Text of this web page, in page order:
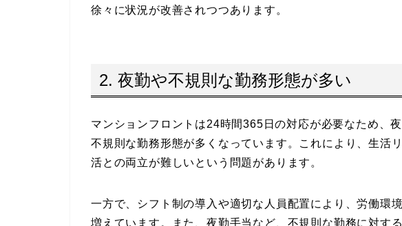
徐々に状況が改善されつつあります。
2. 夜勤や不規則な勤務形態が多い
マンションフロントは24時間365日の対応が必要なため、
不規則な勤務形態が多くなっています。これにより、生活
活との両立が難しいという問題があります。
一方で、シフト制の導入や適切な人員配置により、労働環
増えています。また、夜勤手当など、不規則な勤務に対す